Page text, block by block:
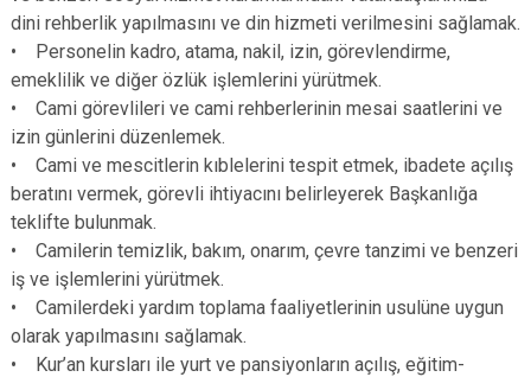
dini rehberlik yapılmasını ve din hizmeti verilmesini sağlamak.
• Personelin kadro, atama, nakil, izin, görevlendirme,
emeklilik ve diğer özlük işlemlerini yürütmek.
• Cami görevlileri ve cami rehberlerinin mesai saatlerini ve
izin günlerini düzenlemek.
• Cami ve mescitlerin kıblelerini tespit etmek, ibadete açılış
beratını vermek, görevli ihtiyacını belirleyerek Başkanlığa
teklifte bulunmak.
• Camilerin temizlik, bakım, onarım, çevre tanzimi ve benzeri
iş ve işlemlerini yürütmek.
• Camilerdeki yardım toplama faaliyetlerinin usulüne uygun
olarak yapılmasını sağlamak.
• Kur’an kursları ile yurt ve pansiyonların açılış, eğitim-